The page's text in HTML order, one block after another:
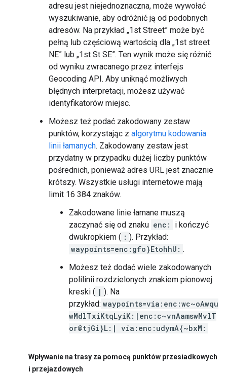
adresu jest niejednoznaczna, może wywołać
wyszukiwanie, aby odróżnić ją od podobnych
adresów. Na przykład „1st Street” może być
pełną lub częściową wartością dla „1st street
NE” lub „1st St SE”. Ten wynik może się różnić
od wyniku zwracanego przez interfejs
Geocoding API. Aby uniknąć możliwych
błędnych interpretacji, możesz używać
identyfikatorów miejsc.
Możesz też podać zakodowany zestaw
punktów, korzystając z algorytmu kodowania
linii łamanych. Zakodowany zestaw jest
przydatny w przypadku dużej liczby punktów
pośrednich, ponieważ adres URL jest znacznie
krótszy. Wszystkie usługi internetowe mają
limit 16 384 znaków.
Zakodowane linie łamane muszą
zaczynać się od znaku enc:
i kończyć
dwukropkiem ( : ). Przykład:
waypoints=enc:gfo}EtohhU: .
Możesz też dodać wiele zakodowanych
polilinii rozdzielonych znakiem pionowej
kreski ( | ). Na
przykład: waypoints=via:enc:wc~oAwqu
wMdlTxiKtqLyiK:|enc:c~vnAamswMvlT
or@tjGi}L:| via:enc:udymA{~bxM:
Wpływanie na trasy za pomocą punktów przesiadkowych
i przejazdowych